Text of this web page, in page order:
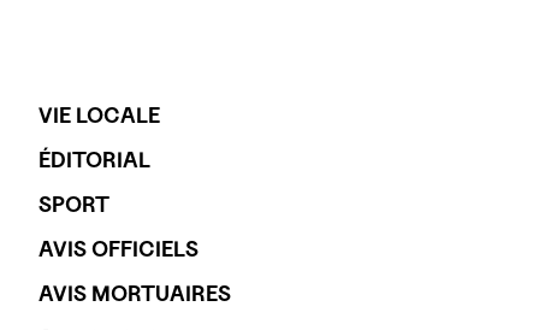
VIE LOCALE
ÉDITORIAL
SPORT
AVIS OFFICIELS
AVIS MORTUAIRES